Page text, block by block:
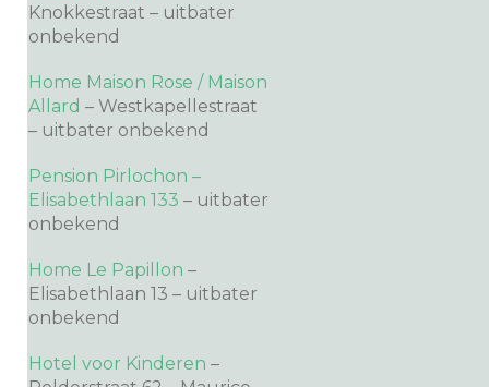
Knokkestraat – uitbater
onbekend
Home Maison Rose / Maison
Allard – Westkapellestraat
– uitbater onbekend
Pension Pirlochon –
Elisabethlaan 133 – uitbater
onbekend
Home Le Papillon –
Elisabethlaan 13 – uitbater
onbekend
Hotel voor Kinderen –